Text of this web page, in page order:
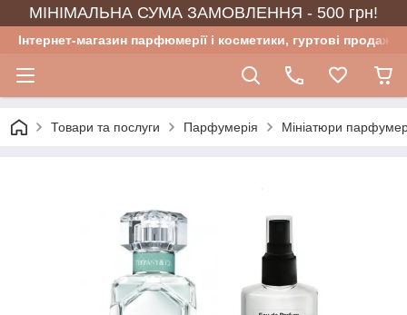
МІНІМАЛЬНА СУМА ЗАМОВЛЕННЯ - 500 грн!
Інтернет-магазин парфюмерії і косметики, гуртові продажі
Товари та послуги Парфумерія Мініатюри